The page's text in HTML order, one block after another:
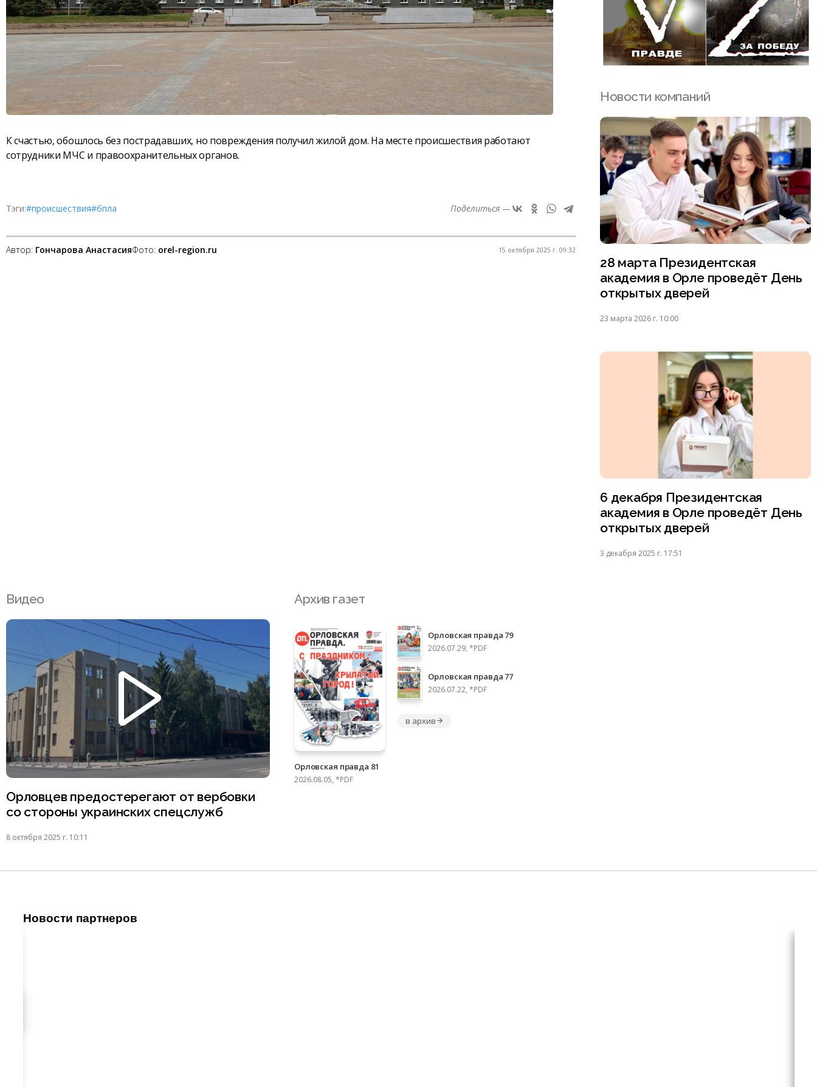
К счастью, обошлось без пострадавших, но повреждения получил жилой дом. На месте происшествия работают
сотрудники МЧС и правоохранительных органов.
Тэги:#происшествия#бпла Поделиться —
Автор: Гончарова АнастасияФото: orel-region.ru 15 октября 2025 г. 09:32
Новости компаний
28 марта Президентская
академия в Орле проведёт День
открытых дверей
23 марта 2026 г. 10:00
6 декабря Президентская
академия в Орле проведёт День
открытых дверей
3 декабря 2025 г. 17:51
Видео
Орловцев предостерегают от вербовки
со стороны украинских спецслужб
8 октября 2025 г. 10:11
Архив газет
Орловская правда 81
2026.08.05, *PDF
Орловская правда 79
2026.07.29, *PDF
Орловская правда 77
2026.07.22, *PDF
в архив
Новости партнеров